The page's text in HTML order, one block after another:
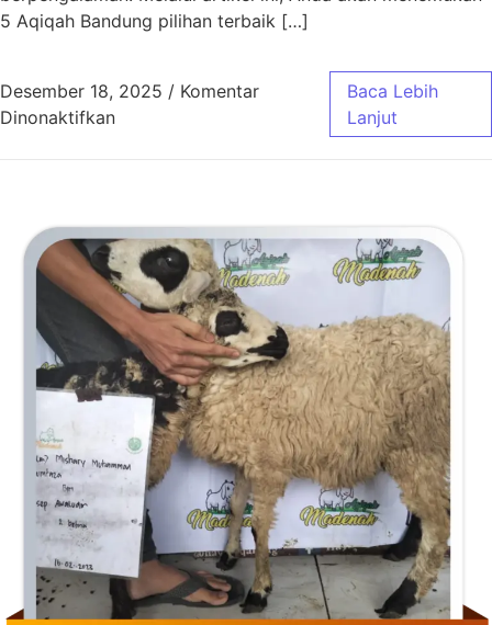
5 Aqiqah Bandung pilihan terbaik […]
Desember 18, 2025 / Komentar
Dinonaktifkanpada 5 Aqiqah Bandung Pilihan Terbaik
Baca Lebih
Lanjut